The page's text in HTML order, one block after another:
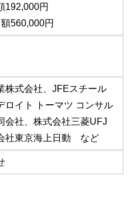
192,000円
560,000円
株式会社、JFEスチール
ロイト トーマツ コンサル
会社、株式会社三菱UFJ
社東京海上日動 など